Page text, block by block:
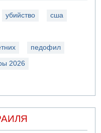
убийство сша
педофил
2026